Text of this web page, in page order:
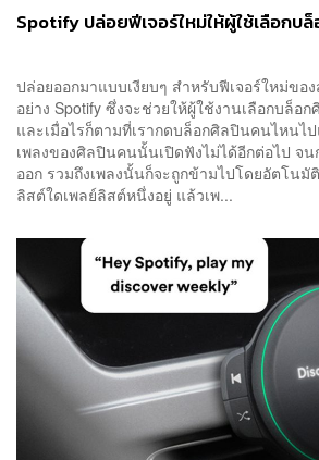
Spotify ปล่อยฟีเจอร์ใหม่ให้ผู้ใช้เลือกบ
ปล่อยออกมาแบบเงียบๆ สำหรับฟีเจอร์ใหม่ขอ
อย่าง Spotify ซึ่งจะช่วยให้ผู้ใช้งานเลือกบล็อ
และเมื่อไรก็ตามที่เรากดบล็อกศิลปินคนไหนไ
เพลงของศิลปินคนนั้นเปิดฟังไม่ได้อีกต่อไป จน
ออก รวมถึงเพลงนั้นก็จะถูกข้ามไปโดยอัตโนมั
ลิสต์ใดเพลย์ลิสต์หนึ่งอยู่ แล้วเพ...